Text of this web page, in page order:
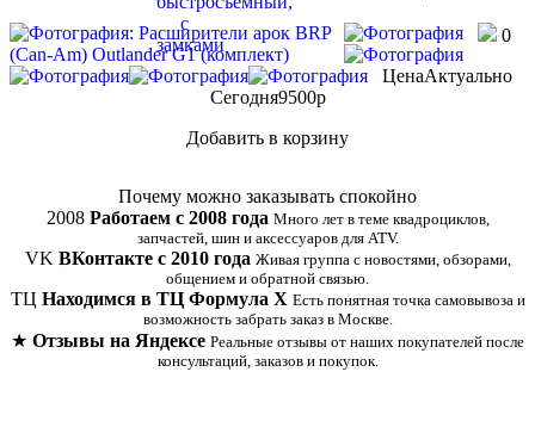
0
ЦенаАктуально
Сегодня9500p
Добавить в корзину
Почему можно заказывать спокойно
2008 Работаем с 2008 года Много лет в теме квадроциклов,
запчастей, шин и аксессуаров для ATV.
VK ВКонтакте с 2010 года Живая группа с новостями, обзорами,
общением и обратной связью.
ТЦ Находимся в ТЦ Формула Х Есть понятная точка самовывоза и
возможность забрать заказ в Москве.
★ Отзывы на Яндексе Реальные отзывы от наших покупателей после
консультаций, заказов и покупок.